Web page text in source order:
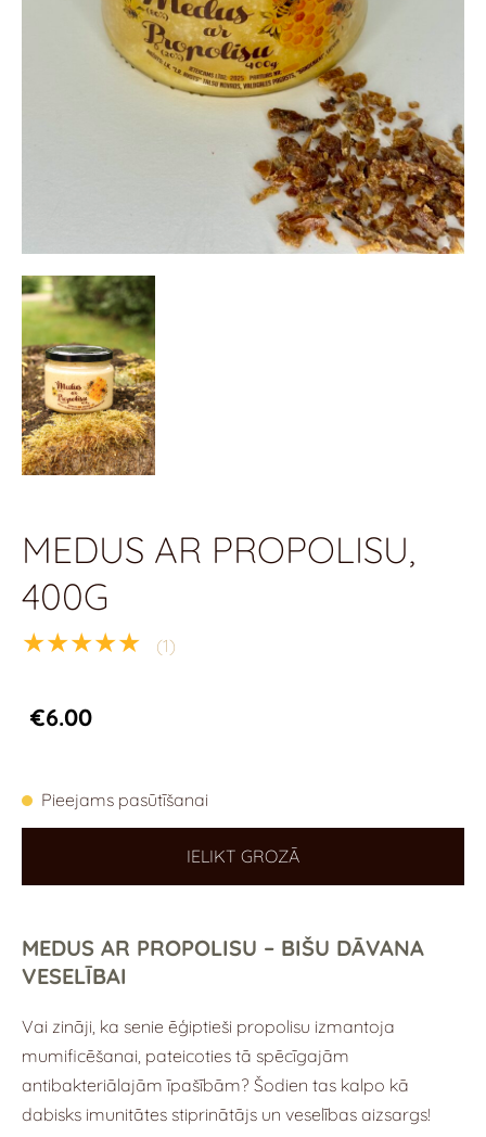
MEDUS AR PROPOLISU,
400G
★★★★★ (1)
€6.00
Pieejams pasūtīšanai
IELIKT GROZĀ
MEDUS AR PROPOLISU – BIŠU DĀVANA
VESELĪBAI
Vai zināji, ka senie ēģiptieši propolisu izmantoja
mumificēšanai, pateicoties tā spēcīgajām
antibakteriālajām īpašībām? Šodien tas kalpo kā
dabisks imunitātes stiprinātājs un veselības aizsargs!